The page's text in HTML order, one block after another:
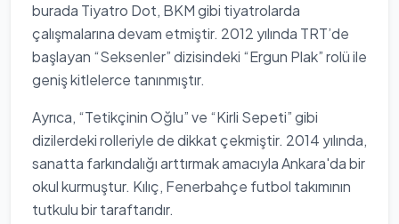
burada Tiyatro Dot, BKM gibi tiyatrolarda
çalışmalarına devam etmiştir. 2012 yılında TRT’de
başlayan “Seksenler” dizisindeki “Ergun Plak” rolü ile
geniş kitlelerce tanınmıştır.
Ayrıca, “Tetikçinin Oğlu” ve “Kirli Sepeti” gibi
dizilerdeki rolleriyle de dikkat çekmiştir. 2014 yılında,
sanatta farkındalığı arttırmak amacıyla Ankara'da bir
okul kurmuştur. Kılıç, Fenerbahçe futbol takımının
tutkulu bir taraftarıdır.